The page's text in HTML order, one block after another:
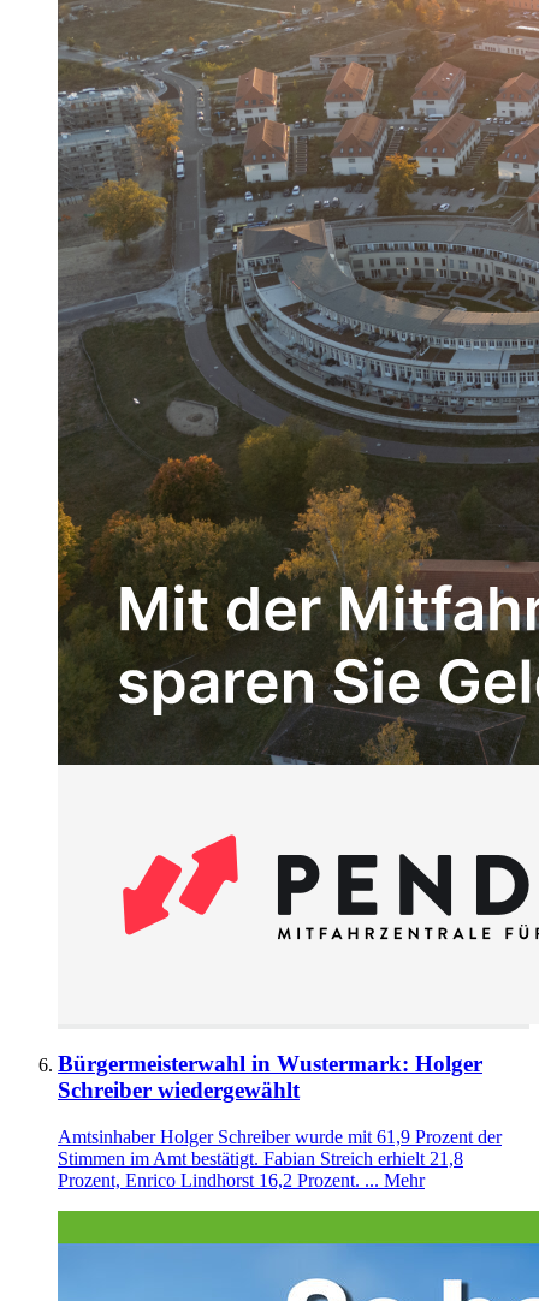
Bürgermeisterwahl in Wustermark: Holger
Schreiber wiedergewählt
Amtsinhaber Holger Schreiber wurde mit 61,9 Prozent der
Stimmen im Amt bestätigt. Fabian Streich erhielt 21,8
Prozent, Enrico Lindhorst 16,2 Prozent. ... Mehr